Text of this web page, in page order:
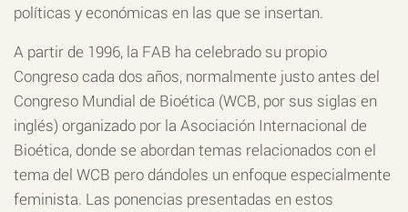
políticas y económicas en las que se insertan.
A partir de 1996, la FAB ha celebrado su propio
Congreso cada dos años, normalmente justo antes del
Congreso Mundial de Bioética (WCB, por sus siglas en
inglés) organizado por la Asociación Internacional de
Bioética, donde se abordan temas relacionados con el
tema del WCB pero dándoles un enfoque especialmente
feminista. Las ponencias presentadas en estos